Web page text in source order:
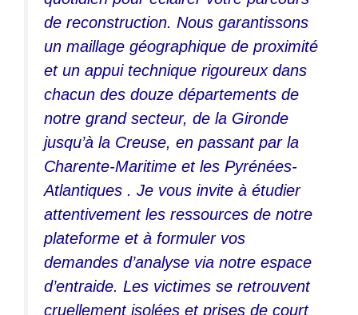
de reconstruction. Nous garantissons
un maillage géographique de proximité
et un appui technique rigoureux dans
chacun des douze départements de
notre grand secteur, de la Gironde
jusqu’à la Creuse, en passant par la
Charente-Maritime et les Pyrénées-
Atlantiques . Je vous invite à étudier
attentivement les ressources de notre
plateforme et à formuler vos
demandes d’analyse via notre espace
d’entraide. Les victimes se retrouvent
cruellement isolées et prises de court